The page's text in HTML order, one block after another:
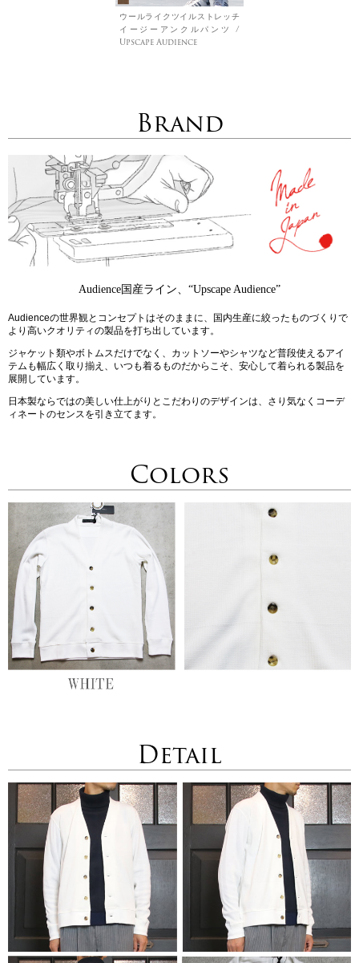
ウールライクツイルストレッチ
イージーアンクルパンツ /
Upscape Audience
Brand
Audience国産ライン、“Upscape Audience”
Audienceの世界観とコンセプトはそのままに、国内生産に絞ったものづくりで
より高いクオリティの製品を打ち出しています。
ジャケット類やボトムスだけでなく、カットソーやシャツなど普段使えるアイ
テムも幅広く取り揃え、いつも着るものだからこそ、安心して着られる製品を
展開しています。
日本製ならではの美しい仕上がりとこだわりのデザインは、さり気なくコーデ
ィネートのセンスを引き立てます。
Colors
Detail